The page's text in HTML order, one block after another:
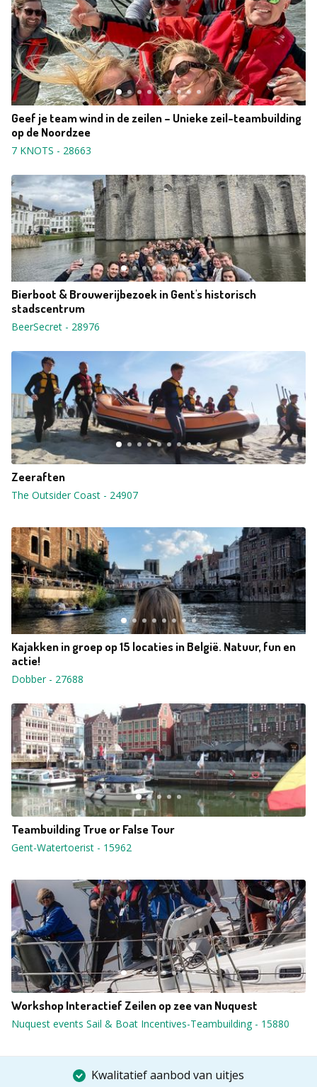
Geef je team wind in de zeilen – Unieke zeil-teambuilding
op de Noordzee
7 KNOTS - 28663
Bierboot & Brouwerijbezoek in Gent's historisch
stadscentrum
BeerSecret - 28976
Zeeraften
The Outsider Coast - 24907
Kajakken in groep op 15 locaties in België. Natuur, fun en
actie!
Dobber- 27688
Teambuilding True or False Tour
Gent-Watertoerist - 15962
Workshop Interactief Zeilen op zee van Nuquest
Nuquest events Sail & Boat Incentives-Teambuilding- 15880
Kwalitatief aanbod van uitjes